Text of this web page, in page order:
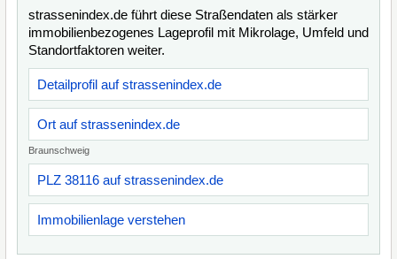
strassenindex.de führt diese Straßendaten als stärker
immobilienbezogenes Lageprofil mit Mikrolage, Umfeld und
Standortfaktoren weiter.
Detailprofil auf strassenindex.de
Ort auf strassenindex.de
Braunschweig
PLZ 38116 auf strassenindex.de
Immobilienlage verstehen